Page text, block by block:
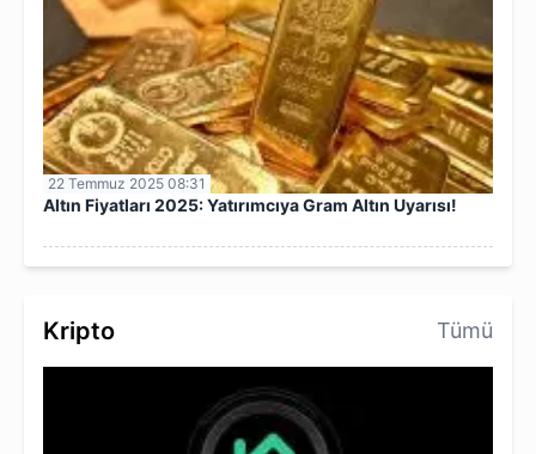
22 Temmuz 2025 08:31
Altın Fiyatları 2025: Yatırımcıya Gram Altın Uyarısı!
Kripto Tümü